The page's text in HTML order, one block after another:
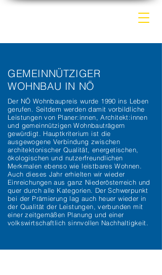
GEMEINNÜTZIGER
WOHNBAU IN NÖ
Der NÖ Wohnbaupreis wurde 1990 ins Leben
gerufen. Seitdem werden damit vorbildliche
Leistungen von Planer:innen, Architekt:innen
und gemeinnützigen Wohnbauträgern
gewürdigt. Hauptkriterium ist die
ausgewogene Verbindung zwischen
architektonischer Qualität, energetischen,
ökologischen und nutzerfreundlichen
Merkmalen ebenso wie leistbares Wohnen.
Auch dieses Jahr erhielten wir wieder
Einreichungen aus ganz Niederösterreich und
quer durch alle Kategorien. Der Schwerpunkt
bei der Prämierung lag auch heuer wieder in
der Qualität der Leistungen, verbunden mit
einer zeitgemäßen Planung und einer
volkswirtschaftlich sinnvollen Nachhaltigkeit.